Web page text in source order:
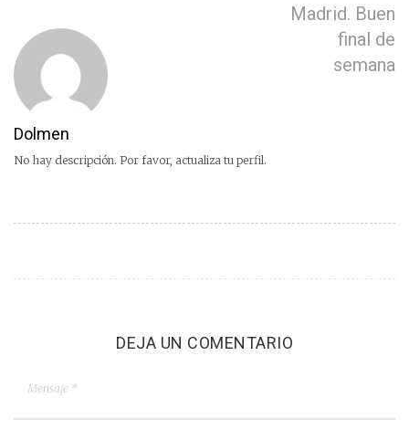
Madrid. Buen
final de
semana
Dolmen
No hay descripción. Por favor, actualiza tu perfil.
DEJA UN COMENTARIO